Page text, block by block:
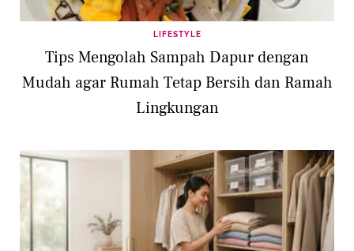
LIFESTYLE
Tips Mengolah Sampah Dapur dengan
Mudah agar Rumah Tetap Bersih dan Ramah
Lingkungan